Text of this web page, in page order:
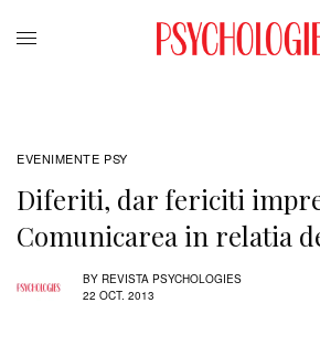
EVENIMENTE PSY
Diferiti, dar fericiti
Comunicarea in relatia
BY REVISTA PSYCHOLOGIES
22 OCT. 2013